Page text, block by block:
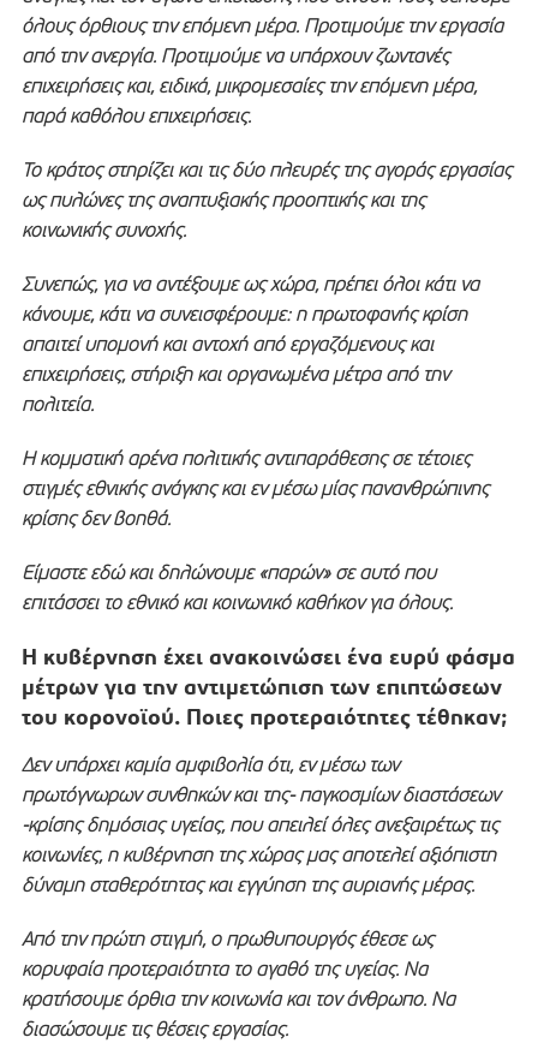
όλους όρθιους την επόμενη μέρα. Προτιμούμε την εργασία
από την ανεργία. Προτιμούμε να υπάρχουν ζωντανές
επιχειρήσεις και, ειδικά, μικρομεσαίες την επόμενη μέρα,
παρά καθόλου επιχειρήσεις.
Το κράτος στηρίζει και τις δύο πλευρές της αγοράς εργασίας
ως πυλώνες της αναπτυξιακής προοπτικής και της
κοινωνικής συνοχής.
Συνεπώς, για να αντέξουμε ως χώρα, πρέπει όλοι κάτι να
κάνουμε, κάτι να συνεισφέρουμε: η πρωτοφανής κρίση
απαιτεί υπομονή και αντοχή από εργαζόμενους και
επιχειρήσεις, στήριξη και οργανωμένα μέτρα από την
πολιτεία.
Η κομματική αρένα πολιτικής αντιπαράθεσης σε τέτοιες
στιγμές εθνικής ανάγκης και εν μέσω μίας πανανθρώπινης
κρίσης δεν βοηθά.
Είμαστε εδώ και δηλώνουμε «παρών» σε αυτό που
επιτάσσει το εθνικό και κοινωνικό καθήκον για όλους.
Η κυβέρνηση έχει ανακοινώσει ένα ευρύ φάσμα
μέτρων για την αντιμετώπιση των επιπτώσεων
του κορονοϊού. Ποιες προτεραιότητες τέθηκαν;
Δεν υπάρχει καμία αμφιβολία ότι, εν μέσω των
πρωτόγνωρων συνθηκών και της- παγκοσμίων διαστάσεων
-κρίσης δημόσιας υγείας, που απειλεί όλες ανεξαιρέτως τις
κοινωνίες, η κυβέρνηση της χώρας μας αποτελεί αξιόπιστη
δύναμη σταθερότητας και εγγύηση της αυριανής μέρας.
Από την πρώτη στιγμή, ο πρωθυπουργός έθεσε ως
κορυφαία προτεραιότητα το αγαθό της υγείας. Να
κρατήσουμε όρθια την κοινωνία και τον άνθρωπο. Να
διασώσουμε τις θέσεις εργασίας.